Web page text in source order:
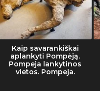
Kaip savarankiškai
aplankyti Pompėją.
Pompeja lankytinos
vietos. Pompeja.